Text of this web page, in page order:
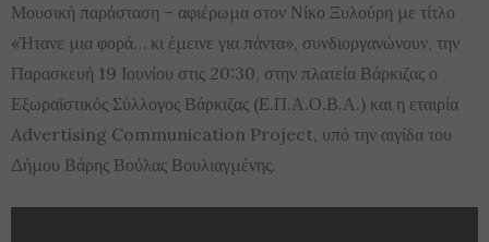
Μουσική παράσταση – αφιέρωμα στον Νίκο Ξυλούρη με τίτλο
«Ήτανε μια φορά… κι έμεινε για πάντα», συνδιοργανώνουν, την
Παρασκευή 19 Ιουνίου στις 20:30, στην πλατεία Βάρκιζας ο
Εξωραϊστικός Σύλλογος Βάρκιζας (Ε.Π.Α.Ο.Β.Α.) και η εταιρία
Advertising Communication Project, υπό την αιγίδα του
Δήμου Βάρης Βούλας Βουλιαγμένης.